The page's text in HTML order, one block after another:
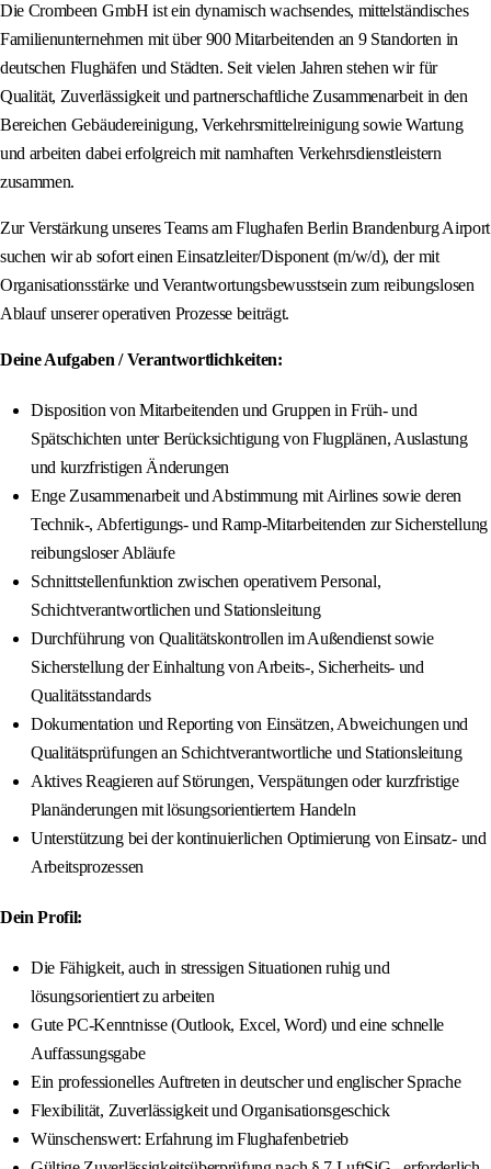
Die Crombeen GmbH ist ein dynamisch wachsendes, mittelständisches
Familienunternehmen mit über 900 Mitarbeitenden an 9 Standorten in
deutschen Flughäfen und Städten. Seit vielen Jahren stehen wir für
Qualität, Zuverlässigkeit und partnerschaftliche Zusammenarbeit in den
Bereichen Gebäudereinigung, Verkehrsmittelreinigung sowie Wartung
und arbeiten dabei erfolgreich mit namhaften Verkehrsdienstleistern
zusammen.
Zur Verstärkung unseres Teams am Flughafen Berlin Brandenburg Airport
suchen wir ab sofort einen Einsatzleiter/Disponent (m/w/d), der mit
Organisationsstärke und Verantwortungsbewusstsein zum reibungslosen
Ablauf unserer operativen Prozesse beiträgt.
Deine Aufgaben / Verantwortlichkeiten:
Disposition von Mitarbeitenden und Gruppen in Früh- und
Spätschichten unter Berücksichtigung von Flugplänen, Auslastung
und kurzfristigen Änderungen
Enge Zusammenarbeit und Abstimmung mit Airlines sowie deren
Technik-, Abfertigungs- und Ramp-Mitarbeitenden zur Sicherstellung
reibungsloser Abläufe
Schnittstellenfunktion zwischen operativem Personal,
Schichtverantwortlichen und Stationsleitung
Durchführung von Qualitätskontrollen im Außendienst sowie
Sicherstellung der Einhaltung von Arbeits-, Sicherheits- und
Qualitätsstandards
Dokumentation und Reporting von Einsätzen, Abweichungen und
Qualitätsprüfungen an Schichtverantwortliche und Stationsleitung
Aktives Reagieren auf Störungen, Verspätungen oder kurzfristige
Planänderungen mit lösungsorientiertem Handeln
Unterstützung bei der kontinuierlichen Optimierung von Einsatz- und
Arbeitsprozessen
Dein Profil:
Die Fähigkeit, auch in stressigen Situationen ruhig und
lösungsorientiert zu arbeiten
Gute PC-Kenntnisse (Outlook, Excel, Word) und eine schnelle
Auffassungsgabe
Ein professionelles Auftreten in deutscher und englischer Sprache
Flexibilität, Zuverlässigkeit und Organisationsgeschick
Wünschenswert: Erfahrung im Flughafenbetrieb